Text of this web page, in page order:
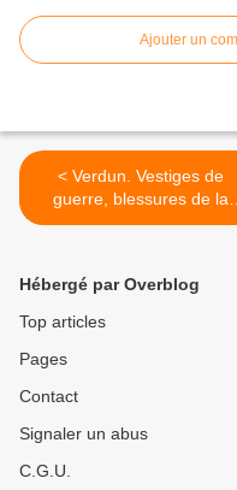
Ajouter un
< Verdun. Vestiges de
guerre, blessures de la
terre
Hébergé par Overblog
Top articles
Pages
Contact
Signaler un abus
C.G.U.